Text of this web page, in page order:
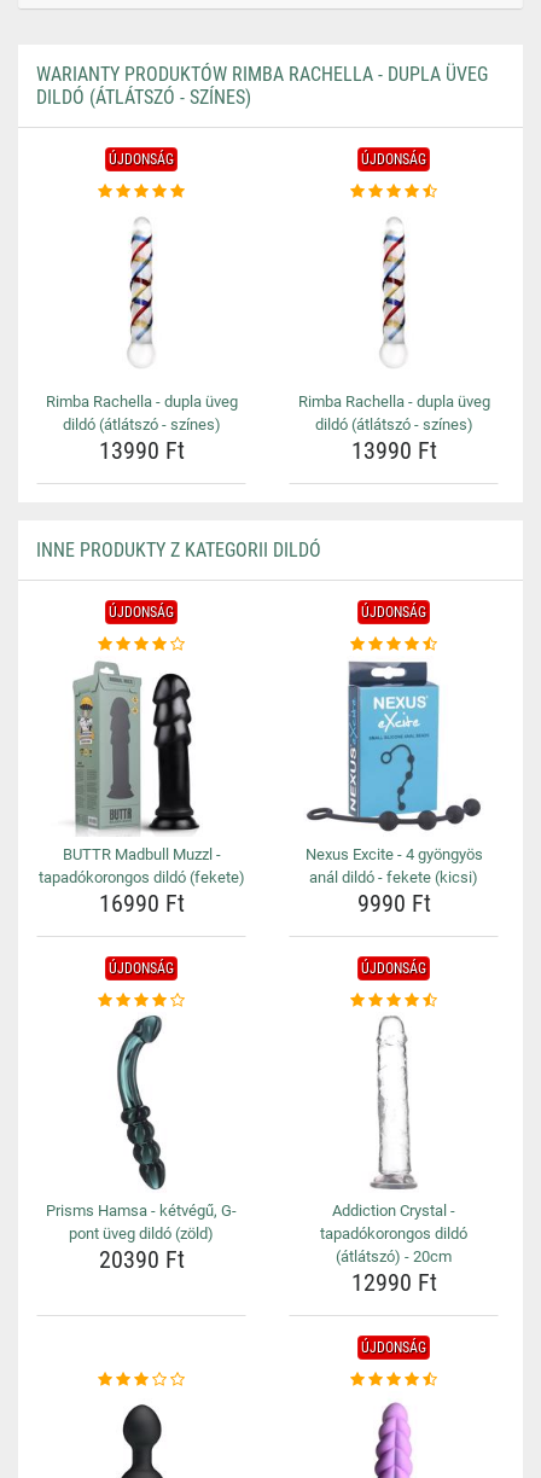
WARIANTY PRODUKTÓW RIMBA RACHELLA - DUPLA ÜVEG
DILDÓ (ÁTLÁTSZÓ - SZÍNES)
ÚJDONSÁG
Rimba Rachella - dupla üveg
dildó (átlátszó - színes)
13990 Ft
ÚJDONSÁG
Rimba Rachella - dupla üveg
dildó (átlátszó - színes)
13990 Ft
INNE PRODUKTY Z KATEGORII DILDÓ
ÚJDONSÁG
BUTTR Madbull Muzzl -
tapadókorongos dildó (fekete)
16990 Ft
ÚJDONSÁG
Nexus Excite - 4 gyöngyös
anál dildó - fekete (kicsi)
9990 Ft
ÚJDONSÁG
Prisms Hamsa - kétvégű, G-
pont üveg dildó (zöld)
20390 Ft
ÚJDONSÁG
Addiction Crystal -
tapadókorongos dildó
(átlátszó) - 20cm
12990 Ft
ÚJDONSÁG